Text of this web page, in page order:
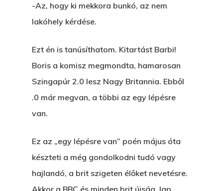
-Az, hogy ki mekkora bunkó, az nem
lakóhely kérdése.
Ezt én is tanúsíthatom. Kitartást Barbi!
Boris a komisz megmondta, hamarosan
Szingapúr 2.0 lesz Nagy Britannia. Ebből
.0 már megvan, a többi az egy lépésre
van.
Ez az „egy lépésre van” poén május óta
készteti a még gondolkodni tudó vagy
hajlandó, a brit szigeten élőket nevetésre.
Akkor a BBC és minden brit újság, lap,